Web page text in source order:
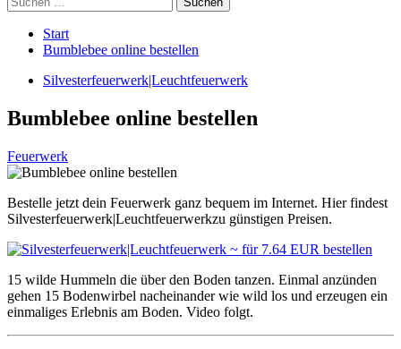
nach:
Start
Bumblebee online bestellen
Silvesterfeuerwerk|Leuchtfeuerwerk
Bumblebee online bestellen
Feuerwerk
Bestelle jetzt dein Feuerwerk ganz bequem im Internet. Hier findest
Silvesterfeuerwerk|Leuchtfeuerwerkzu günstigen Preisen.
15 wilde Hummeln die über den Boden tanzen. Einmal anzünden
gehen 15 Bodenwirbel nacheinander wie wild los und erzeugen ein
einmaliges Erlebnis am Boden. Video folgt.